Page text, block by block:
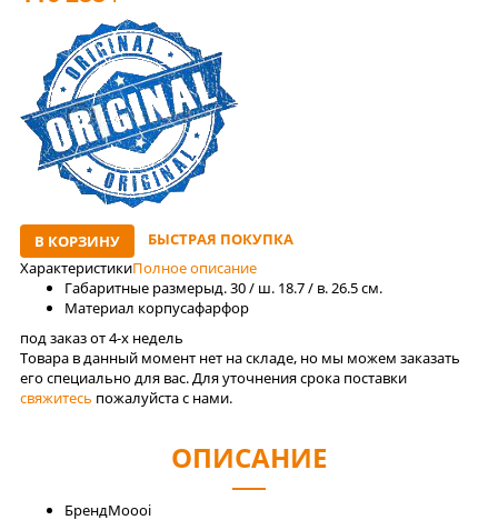
В КОРЗИНУ
БЫСТРАЯ ПОКУПКА
ХарактеристикиПолное описание
Габаритные размерыд. 30 / ш. 18.7 / в. 26.5 см.
Материал корпусафарфор
под заказ от 4-x недель
Товара в данный момент нет на складе, но мы можем заказать
его специально для вас. Для уточнения срока поставки
свяжитесь пожалуйста с нами.
ОПИСАНИЕ
БрендMoooi